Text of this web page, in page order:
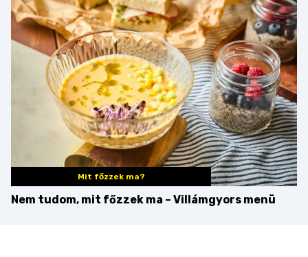
Mit főzzek ma?
Nem tudom, mit főzzek ma – Villámgyors menü